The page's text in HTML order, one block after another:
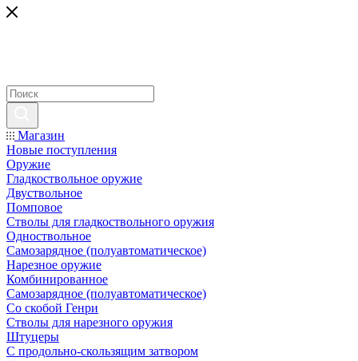
Магазин
Новые поступления
Оружие
Гладкоствольное оружие
Двуствольное
Помповое
Стволы для гладкоствольного оружия
Одноствольное
Самозарядное (полуавтоматическое)
Нарезное оружие
Комбинированное
Самозарядное (полуавтоматическое)
Со скобой Генри
Стволы для нарезного оружия
Штуцеры
С продольно-скользящим затвором